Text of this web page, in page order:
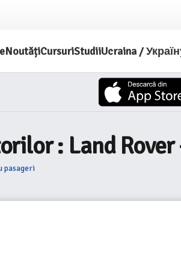
NoutățiCursuriStudiiUcraina /
: Land
pasageri